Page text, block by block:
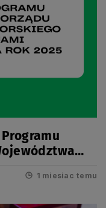
1 miesiac temu